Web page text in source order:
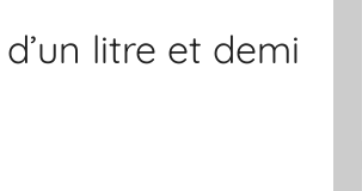
litre et demi